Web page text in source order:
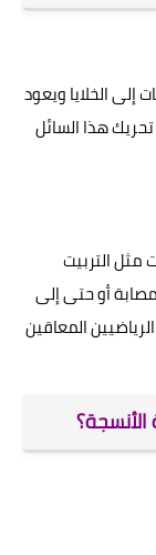
الخلايا ويعود
هذا السائل
مثل التربيت
أو حتى إلى
المعاقين